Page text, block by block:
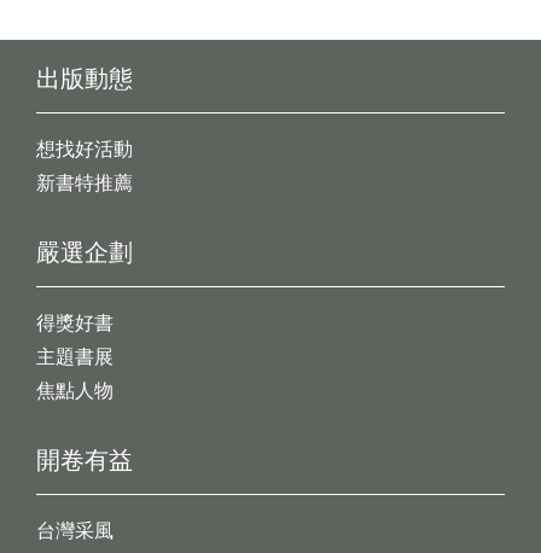
出版動態
想找好活動
新書特推薦
開卷有益
台灣采風
嚴選企劃
得獎好書
主題書展
焦點人物